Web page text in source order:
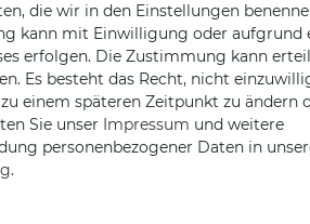
die wir in den Einstellungen
kann mit Einwilligung oder aufgrund
erfolgen. Die Zustimmung kann
Es besteht das Recht, nicht
einem späteren Zeitpunkt zu ändern
Sie unser Impressum und weitere
personenbezogener Daten in
.